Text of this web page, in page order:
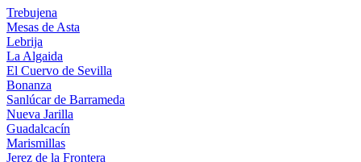
Trebujena
Mesas de Asta
Lebrija
La Algaida
El Cuervo de Sevilla
Bonanza
Sanlúcar de Barrameda
Nueva Jarilla
Guadalcacín
Marismillas
Jerez de la Frontera